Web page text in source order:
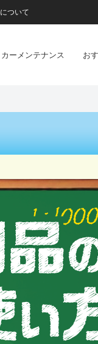
ついて
カーメンテナンス お